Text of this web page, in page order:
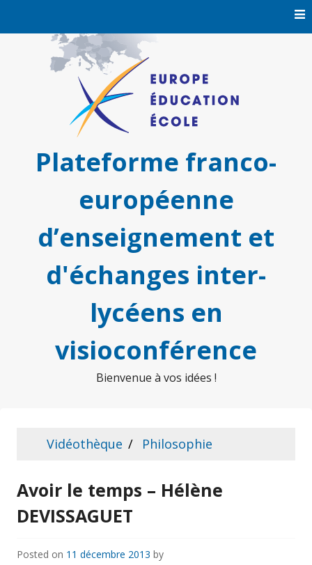
Plateforme franco-
européenne
d’enseignement et
d'échanges inter-
lycéens en
visioconférence
Bienvenue à vos idées !
Vidéothèque Philosophie
Avoir le temps – Hélène
DEVISSAGUET
Posted on 11 décembre 2013 by